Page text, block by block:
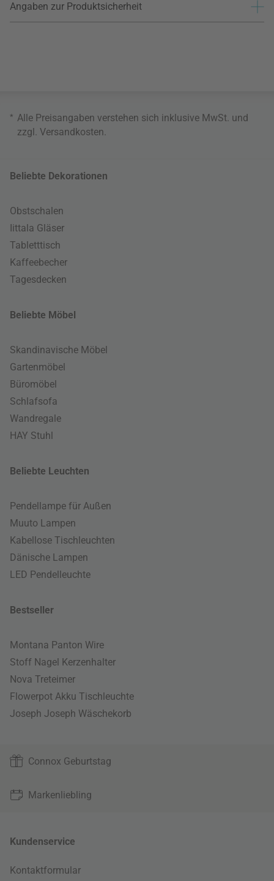
Angaben zur Produktsicherheit
* Alle Preisangaben verstehen sich inklusive MwSt. und
zzgl. Versandkosten
Beliebte Dekorationen
Obstschalen
Iittala Gläser
Tabletttisch
Kaffeebecher
Tagesdecken
Beliebte Möbel
Skandinavische Möbel
Gartenmöbel
Büromöbel
Schlafsofa
Wandregale
HAY Stuhl
Beliebte Leuchten
Pendellampe für Außen
Muuto Lampen
Kabellose Tischleuchten
Dänische Lampen
LED Pendelleuchte
Bestseller
Montana Panton Wire
Stoff Nagel Kerzenhalter
Nova Treteimer
Flowerpot Akku Tischleuchte
Joseph Joseph Wäschekorb
Connox Geburtstag
Markenliebling
Kundenservice
Kontaktformular